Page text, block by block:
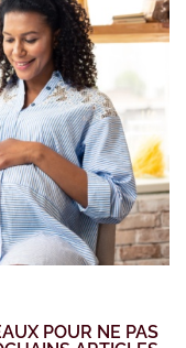
POUR NE PAS